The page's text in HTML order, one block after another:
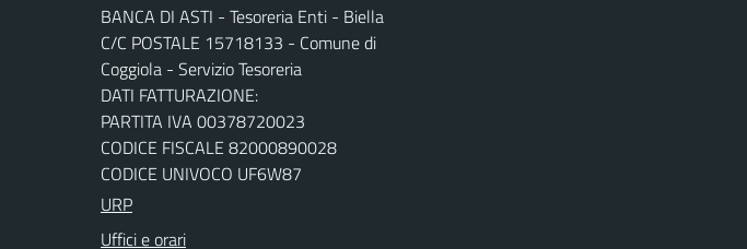
BANCA DI ASTI - Tesoreria Enti - Biella
C/C POSTALE 15718133 - Comune di
Coggiola - Servizio Tesoreria
DATI FATTURAZIONE:
PARTITA IVA 00378720023
CODICE FISCALE 82000890028
CODICE UNIVOCO UF6W87
URP
Uffici e orari